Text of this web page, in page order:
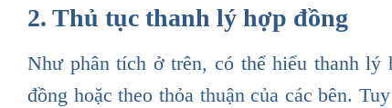
2. Thủ tục thanh lý hợp đồng
Như phân tích ở trên, có thể hiểu thanh lý
đồng hoặc theo thỏa thuận của các bên.